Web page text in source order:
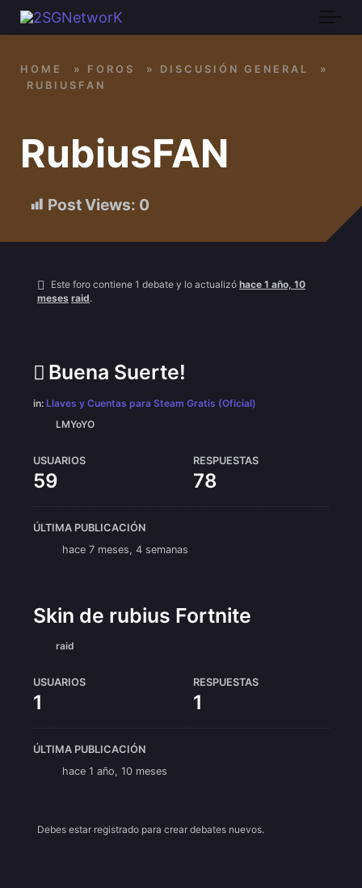
Skip to main content
RubiusFAN
Post Views: 0
HOME » FOROS » DISCUSIÓN GENERAL
»
RUBIUSFAN
Este foro contiene 1 debate y lo actualizó hace 1 año, 10
meses raid.
Buena Suerte!
in: Llaves y Cuentas para Steam Gratis (Oficial)
LMYoYO
USUARIOS
59
RESPUESTAS
78
ÚLTIMA PUBLICACIÓN
hace 7 meses, 4 semanas
Skin de rubius Fortnite
raid
USUARIOS
1
RESPUESTAS
1
ÚLTIMA PUBLICACIÓN
hace 1 año, 10 meses
Debes estar registrado para crear debates nuevos.